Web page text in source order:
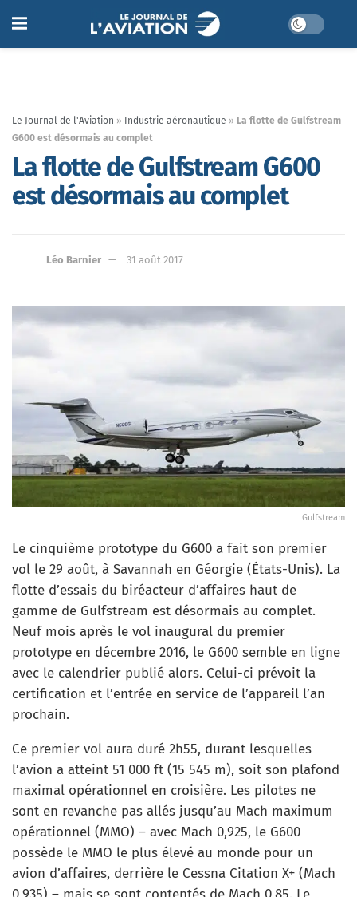
Le Journal de l'Aviation » Industrie aéronautique » La flotte de Gulfstream
G600 est désormais au complet
La flotte de Gulfstream G600
est désormais au complet
Léo Barnier 31 août 2017
Gulfstream
Le cinquième prototype du G600 a fait son premier
vol le 29 août, à Savannah en Géorgie (États-Unis). La
flotte d’essais du biréacteur d’affaires haut de
gamme de Gulfstream est désormais au complet.
Neuf mois après le vol inaugural du premier
prototype en décembre 2016, le G600 semble en ligne
avec le calendrier publié alors. Celui-ci prévoit la
certification et l’entrée en service de l’appareil l’an
prochain.
Ce premier vol aura duré 2h55, durant lesquelles
l’avion a atteint 51 000 ft (15 545 m), soit son plafond
maximal opérationnel en croisière. Les pilotes ne
sont en revanche pas allés jusqu’au Mach maximum
opérationnel (MMO) – avec Mach 0,925, le G600
possède le MMO le plus élevé au monde pour un
avion d’affaires, derrière le Cessna Citation X+ (Mach